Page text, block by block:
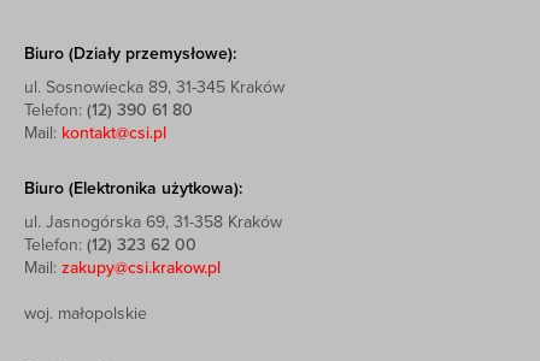
Biuro (Działy przemysłowe):
ul. Sosnowiecka 89, 31-345 Kraków
Telefon: (12) 390 61 80
Mail: kontakt@csi.pl
Biuro (Elektronika użytkowa):
ul. Jasnogórska 69, 31-358 Kraków
Telefon: (12) 323 62 00
Mail: zakupy@csi.krakow.pl
woj. małopolskie